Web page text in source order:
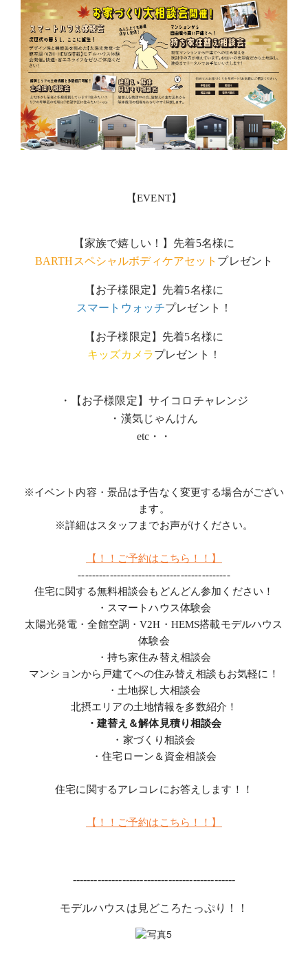
【EVENT】
【家族で嬉しい！】先着5名様に
BARTHスペシャルボディケアセット プレゼント
【お子様限定】先着5名様に
スマートウォッチプレゼント！
【お子様限定】先着5名様に
キッズカメラプレゼント！
・【お子様限定】サイコロチャレンジ
・漢気じゃんけん
etc・・
※イベント内容・景品は予告なく変更する場合がござい
ます。
※詳細はスタッフまでお声がけください。
【！！ご予約はこちら！！】
-------------------------------------------
住宅に関する無料相談会もどんどん参加ください！
・スマートハウス体験会
太陽光発電・全館空調・V2H・HEMS搭載モデルハウス
体験会
・持ち家住み替え相談会
マンションから戸建てへの住み替え相談もお気軽に！
・土地探し大相談会
北摂エリアの土地情報を多数紹介！
・建替え＆解体見積り相談会
・家づくり相談会
・住宅ローン＆資金相談会
住宅に関するアレコレにお答えします！！
【！！ご予約はこちら！！】
----------------------------------------------
モデルハウスは見どころたっぷり！！